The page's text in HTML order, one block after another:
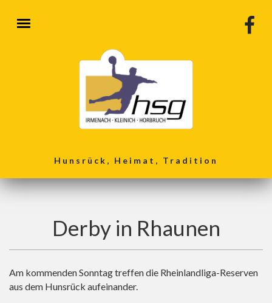
Hunsrück, Heimat, Tradition
Derby in Rhaunen
Am kommenden Sonntag treffen die Rheinlandliga-Reserven
aus dem Hunsrück aufeinander.